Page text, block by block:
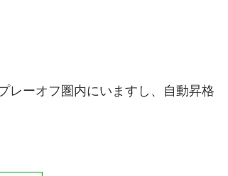
レーオフ圏内にいますし、自動昇格